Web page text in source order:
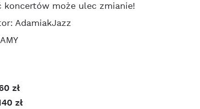
koncertów może ulec zmianie!
AdamiakJazz
zł
zł